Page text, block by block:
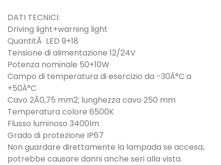
DATI TECNICI:
Driving light+warning light
QuantitÃ LED 9+18
Tensione di alimentazione 12/24V
Potenza nominale 50+10W
Campo di temperatura di esercizio da -30Â°C a
+50Â°C
Cavo 2Ã0,75 mm2; lunghezza cavo 250 mm
Temperatura colore 6500K
Flusso luminoso 3400lm
Grado di protezione IP67
Non guardare direttamente la lampada se accesa,
potrebbe causare danni anche seri alla vista.